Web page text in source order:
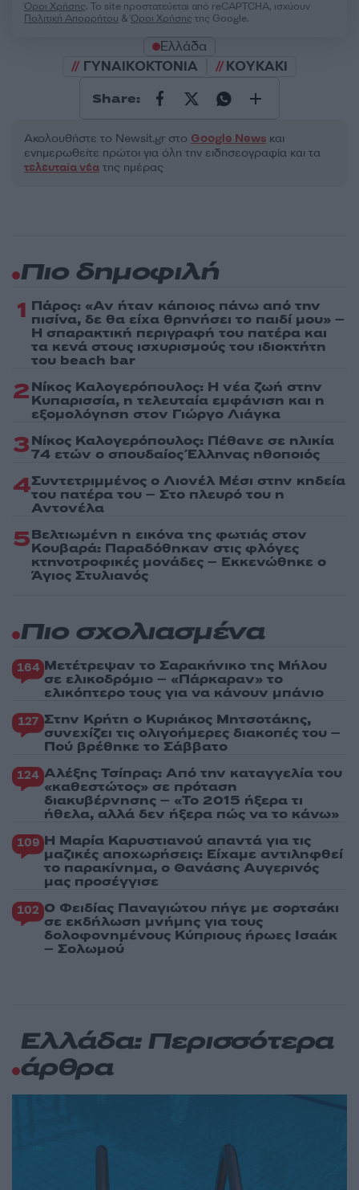
Όροι Χρήσης. Το site προστατεύεται από reCAPTCHA, ισχύουν
Πολιτική Απορρήτου &Όροι Χρήσης της Google.
Ελλάδα
ΓΥΝΑΙΚΟΚΤΟΝΙΑ
ΚΟΥΚΑΚΙ
Share:
Ακολουθήστε το Νewsit.gr στο Google News και
ενημερωθείτε πρώτοι για όλη την ειδησεογραφία και τα
τελευταία νέα της ημέρας
Πιο δημοφιλή
1 Πάρος: «Αν ήταν κάποιος πάνω από την
πισίνα, δε θα είχα θρηνήσει το παιδί μου» –
Η σπαρακτική περιγραφή του πατέρα και
τα κενά στους ισχυρισμούς του ιδιοκτήτη
του beach bar
2Νίκος Καλογερόπουλος: Η νέα ζωή στην
Κυπαρισσία, η τελευταία εμφάνιση και η
εξομολόγηση στον Γιώργο Λιάγκα
3Νίκος Καλογερόπουλος: Πέθανε σε ηλικία
74 ετών ο σπουδαίος Έλληνας ηθοποιός
4Συντετριμμένος ο Λιονέλ Μέσι στην κηδεία
του πατέρα του – Στο πλευρό του η
Αντονέλα
5Βελτιωμένη η εικόνα της φωτιάς στον
Κουβαρά: Παραδόθηκαν στις φλόγες
κτηνοτροφικές μονάδες – Εκκενώθηκε ο
Άγιος Στυλιανός
Πιο σχολιασμένα
164 Μετέτρεψαν το Σαρακήνικο της Μήλου
σε ελικοδρόμιο – «Πάρκαραν» το
ελικόπτερο τους για να κάνουν μπάνιο
127 Στην Κρήτη ο Κυριάκος Μητσοτάκης,
συνεχίζει τις ολιγοήμερες διακοπές του –
Πού βρέθηκε το Σάββατο
124 Αλέξης Τσίπρας: Από την καταγγελία του
«καθεστώτος» σε πρόταση
διακυβέρνησης – «Το 2015 ήξερα τι
ήθελα, αλλά δεν ήξερα πώς να το κάνω»
109 Η Μαρία Καρυστιανού απαντά για τις
μαζικές αποχωρήσεις: Είχαμε αντιληφθεί
το παρακίνημα, ο Θανάσης Αυγερινός
μας προσέγγισε
102 Ο Φειδίας Παναγιώτου πήγε με σορτσάκι
σε εκδήλωση μνήμης για τους
δολοφονημένους Κύπριους ήρωες Ισαάκ
– Σολωμού
Ελλάδα: Περισσότερα
άρθρα